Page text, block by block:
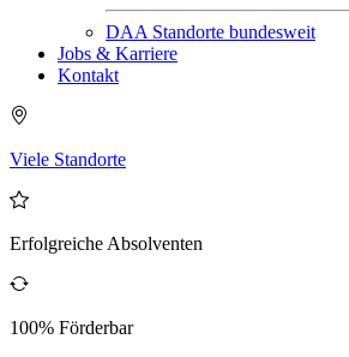
DAA Standorte bundesweit
Jobs & Karriere
Kontakt
Viele Standorte
Erfolgreiche Absolventen
100% Förderbar